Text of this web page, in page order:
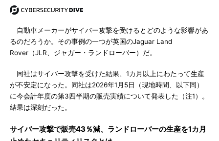
自動車メーカーがサイバー攻撃を受けるとどのような影響があ
るのだろうか。その事例の一つが英国のJaguar Land
Rover（JLR、ジャガー・ランドローバー）だ。
同社はサイバー攻撃を受けた結果、1カ月以上にわたって生産
が不安定になった。同社は2026年1月5日（現地時間、以下同）
に今会計年度の第3四半期の販売実績について発表した（注1）。
結果は深刻だった。
サイバー攻撃で販売43％減、ランドローバーの生産を1カ月